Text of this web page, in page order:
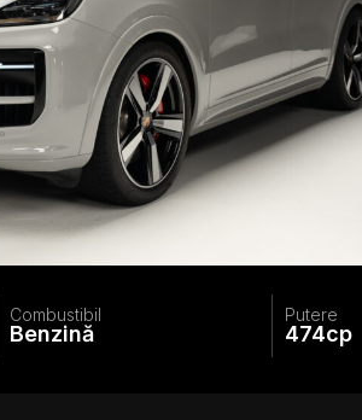
Combustibil
Benzină
Putere
474cp